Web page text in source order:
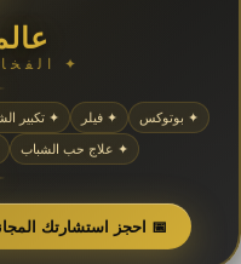
✦
✦ بوتوكس ✦ فيلر ✦ تكبير
✦ علاج حب الشباب
📅 احجز استشارتك